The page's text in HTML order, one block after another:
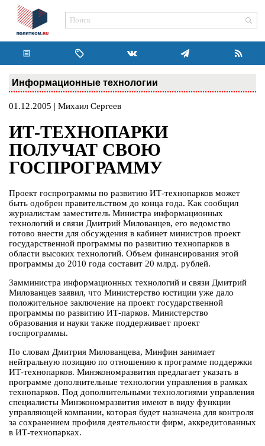
Информационные технологии
01.12.2005 | Михаил Сергеев
ИТ-ТЕХНОПАРКИ
ПОЛУЧАТ СВОЮ
ГОСПРОГРАММУ
Проект госпрограммы по развитию ИТ-технопарков может
быть одобрен правительством до конца года. Как сообщил
журналистам заместитель Министра информационных
технологий и связи Дмитрий Милованцев, его ведомство
готово внести для обсуждения в кабинет министров проект
государственной программы по развитию технопарков в
области высоких технологий. Объем финансирования этой
программы до 2010 года составит 20 млрд. рублей.
Замминистра информационных технологий и связи Дмитрий
Милованцев заявил, что Министерство юстиции уже дало
положительное заключение на проект государственной
программы по развитию ИТ-парков. Министерство
образования и науки также поддерживает проект
госпрограммы.
По словам Дмитрия Милованцева, Минфин занимает
нейтральную позицию по отношению к программе поддержки
ИТ-технопарков. Минэкономразвития предлагает указать в
программе дополнительные технологии управления в рамках
технопарков. Под дополнительными технологиями управления
специалисты Минэкономразвития имеют в виду функции
управляющей компании, которая будет назначена для контроля
за сохранением профиля деятельности фирм, аккредитованных
в ИТ-технопарках.